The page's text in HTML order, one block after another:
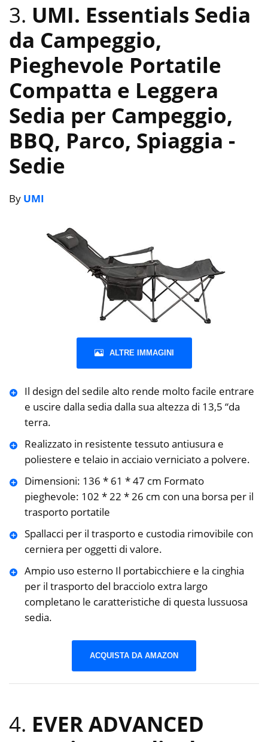
3. UMI. Essentials Sedia
da Campeggio,
Pieghevole Portatile
Compatta e Leggera
Sedia per Campeggio,
BBQ, Parco, Spiaggia -
Sedie
By UMI
ALTRE IMMAGINI
Il design del sedile alto rende molto facile entrare
e uscire dalla sedia dalla sua altezza di 13,5 “da
terra.
Realizzato in resistente tessuto antiusura e
poliestere e telaio in acciaio verniciato a polvere.
Dimensioni: 136 * 61 * 47 cm Formato
pieghevole: 102 * 22 * 26 cm con una borsa per il
trasporto portatile
Spallacci per il trasporto e custodia rimovibile con
cerniera per oggetti di valore.
Ampio uso esterno Il portabicchiere e la cinghia
per il trasporto del bracciolo extra largo
completano le caratteristiche di questa lussuosa
sedia.
ACQUISTA DA AMAZON
4. EVER ADVANCED